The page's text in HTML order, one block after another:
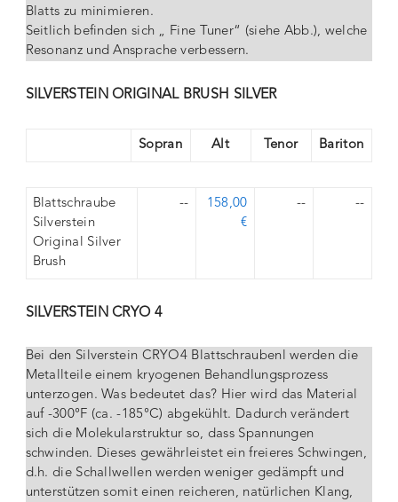
Blatts zu minimieren.
Seitlich befinden sich „ Fine Tuner“ (siehe Abb.), welche
Resonanz und Ansprache verbessern.
SILVERSTEIN ORIGINAL BRUSH SILVER
Sopran Alt Tenor Bariton
Blattschraube
Silverstein
Original Silver
Brush
--
158,00
€
-- --
SILVERSTEIN CRYO 4
Bei den Silverstein CRYO4 Blattschraubenl werden die
Metallteile einem kryogenen Behandlungsprozess
unterzogen. Was bedeutet das? Hier wird das Material
auf -300°F (ca. -185°C) abgekühlt. Dadurch verändert
sich die Molekularstruktur so, dass Spannungen
schwinden. Dieses gewährleistet ein freieres Schwingen,
d.h. die Schallwellen werden weniger gedämpft und
unterstützen somit einen reicheren, natürlichen Klang,